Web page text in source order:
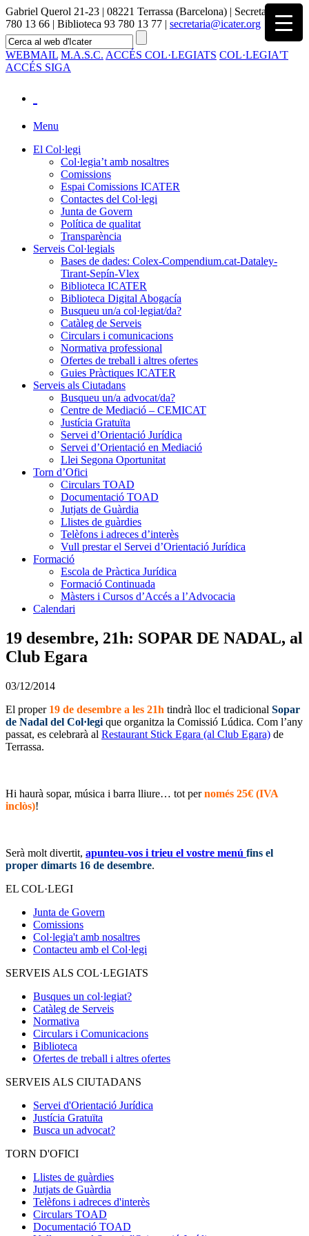
Gabriel Querol 21-23 | 08221 Terrassa (Barcelona) | Secretaria 93
780 13 66 | Biblioteca 93 780 13 77 | secretaria@icater.org
WEBMAIL M.A.S.C. ACCÉS COL·LEGIATS COL·LEGIA'T
ACCÉS SIGA
Menu
El Col·legi
Col·legia’t amb nosaltres
Comissions
Espai Comissions ICATER
Contactes del Col·legi
Junta de Govern
Política de qualitat
Transparència
Serveis Col·legials
Bases de dades: Colex-Compendium.cat-Dataley-
Tirant-Sepín-Vlex
Biblioteca ICATER
Biblioteca Digital Abogacía
Busqueu un/a col·legiat/da?
Catàleg de Serveis
Circulars i comunicacions
Normativa professional
Ofertes de treball i altres ofertes
Guies Pràctiques ICATER
Serveis als Ciutadans
Busqueu un/a advocat/da?
Centre de Mediació – CEMICAT
Justícia Gratuïta
Servei d’Orientació Jurídica
Servei d’Orientació en Mediació
Llei Segona Oportunitat
Torn d’Ofici
Circulars TOAD
Documentació TOAD
Jutjats de Guàrdia
Llistes de guàrdies
Telèfons i adreces d’interès
Vull prestar el Servei d’Orientació Jurídica
Formació
Escola de Pràctica Jurídica
Formació Continuada
Màsters i Cursos d’Accés a l’Advocacia
Calendari
19 desembre, 21h: SOPAR DE NADAL, al
Club Egara
03/12/2014
El proper19 de desembre a les 21h tindrà lloc el tradicional Sopar
de Nadal del Col·legi que organitza la Comissió Lúdica. Com l’any
passat, es celebrarà al Restaurant Stick Egara (al Club Egara) de
Terrassa.
Hi haurà sopar, música i barra lliure… tot pernomés 25€ (IVA
inclòs)!
Serà molt divertit, apunteu-vos i trieu el vostre menú fins el
proper dimarts 16 de desembre.
EL COL·LEGI
Junta de Govern
Comissions
Col·legia't amb nosaltres
Contacteu amb el Col·legi
SERVEIS ALS COL·LEGIATS
Busques un col·legiat?
Catàleg de Serveis
Normativa
Circulars i Comunicacions
Biblioteca
Ofertes de treball i altres ofertes
SERVEIS ALS CIUTADANS
Servei d'Orientació Jurídica
Justícia Gratuïta
Busca un advocat?
TORN D'OFICI
Llistes de guàrdies
Jutjats de Guàrdia
Telèfons i adreces d'interès
Circulars TOAD
Documentació TOAD